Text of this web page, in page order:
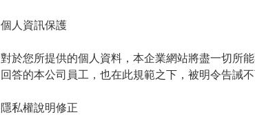
個人資訊保護
對於您所提供的個人資料，本企業網站將盡一切所
回答的本公司員工，也在此規範之下，被明令告誡
隱私權說明修正